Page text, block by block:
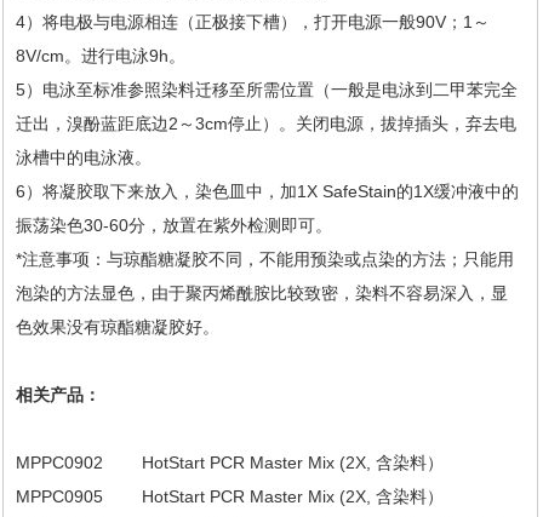
4）将电极与电源相连（正极接下槽），打开电源一般90V；1～
8V/cm。进行电泳9h。
5）电泳至标准参照染料迁移至所需位置（一般是电泳到二甲苯完全
迁出，溴酚蓝距底边2～3cm停止）。关闭电源，拔掉插头，弃去电
泳槽中的电泳液。
6）将凝胶取下来放入，染色皿中，加1X SafeStain的1X缓冲液中的
振荡染色30-60分，放置在紫外检测即可。
*注意事项：与琼酯糖凝胶不同，不能用预染或点染的方法；只能用
泡染的方法显色，由于聚丙烯酰胺比较致密，染料不容易深入，显
色效果没有琼酯糖凝胶好。
相关产品：
MPPC0902
HotStart PCR Master Mix (2X, 含染料）
MPPC0905
HotStart PCR Master Mix (2X, 含染料）